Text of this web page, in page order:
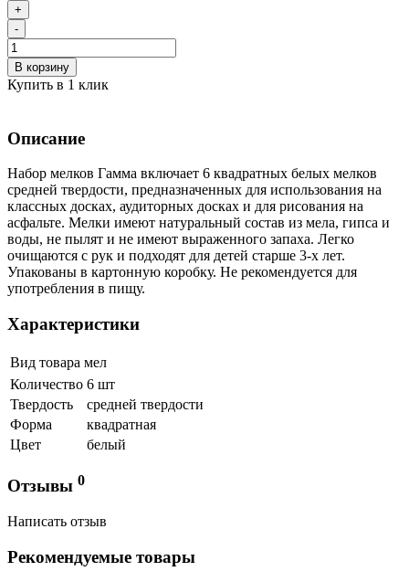
+
-
В корзину
Купить в 1 клик
Описание
Набор мелков Гамма включает 6 квадратных белых мелков
средней твердости, предназначенных для использования на
классных досках, аудиторных досках и для рисования на
асфальте. Мелки имеют натуральный состав из мела, гипса и
воды, не пылят и не имеют выраженного запаха. Легко
очищаются с рук и подходят для детей старше 3-х лет.
Упакованы в картонную коробку. Не рекомендуется для
употребления в пищу.
Характеристики
Вид товара мел
Количество 6 шт
Твердость
средней твердости
Форма
квадратная
Цвет
белый
Отзывы 0
Написать отзыв
Рекомендуемые товары